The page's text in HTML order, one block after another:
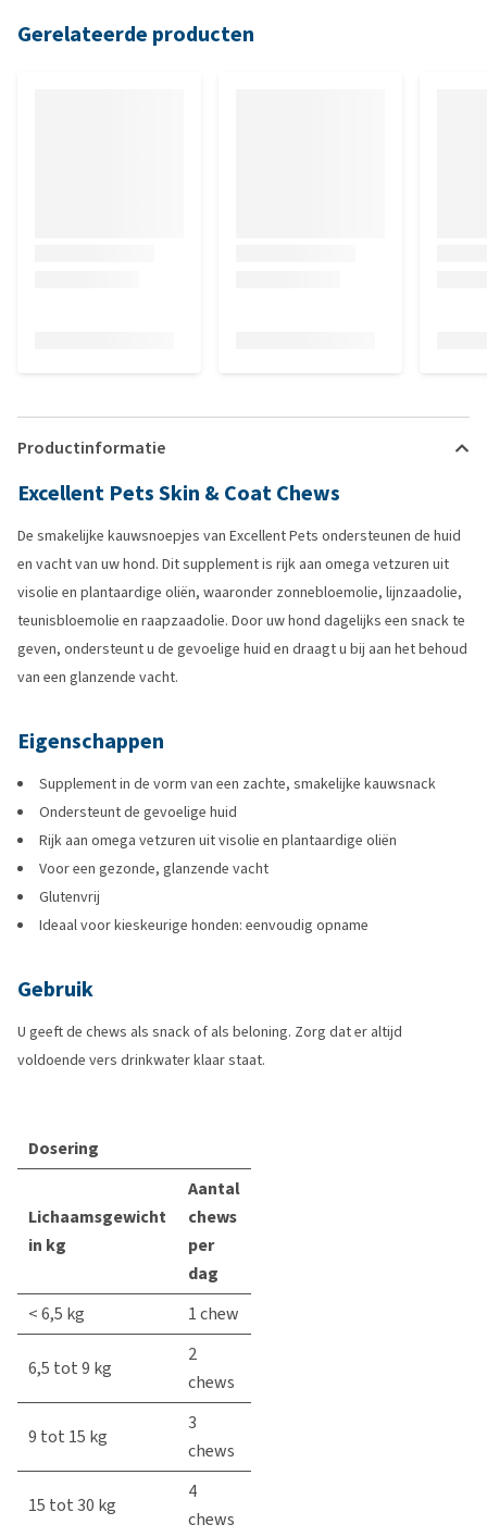
Gerelateerde producten
Productinformatie
Excellent Pets Skin & Coat Chews
De smakelijke kauwsnoepjes van Excellent Pets ondersteunen de huid
en vacht van uw hond. Dit supplement is rijk aan omega vetzuren uit
visolie en plantaardige oliën, waaronder zonnebloemolie, lijnzaadolie,
teunisbloemolie en raapzaadolie. Door uw hond dagelijks een snack te
geven, ondersteunt u de gevoelige huid en draagt u bij aan het behoud
van een glanzende vacht.
Eigenschappen
Supplement in de vorm van een zachte, smakelijke kauwsnack
Ondersteunt de gevoelige huid
Rijk aan omega vetzuren uit visolie en plantaardige oliën
Voor een gezonde, glanzende vacht
Glutenvrij
Ideaal voor kieskeurige honden: eenvoudig opname
Gebruik
U geeft de chews als snack of als beloning. Zorg dat er altijd
voldoende vers drinkwater klaar staat.
Dosering
Lichaamsgewicht
in kg
Aantal
chews
per
dag
< 6,5 kg
1 chew
6,5 tot 9 kg
2
chews
9 tot 15 kg
3
chews
15 tot 30 kg
4
chews